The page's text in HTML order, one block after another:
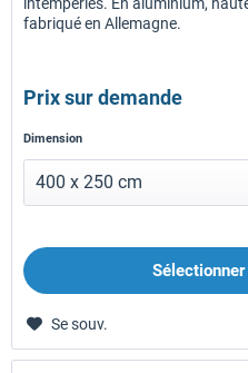
intempéries. En aluminium,
fabriqué en Allemagne.
Prix sur demande
Dimension
Se souv.